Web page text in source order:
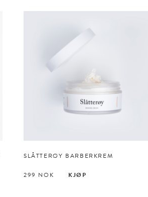
SLÅTTERØY BARBERKREM
299 NOK KJØP